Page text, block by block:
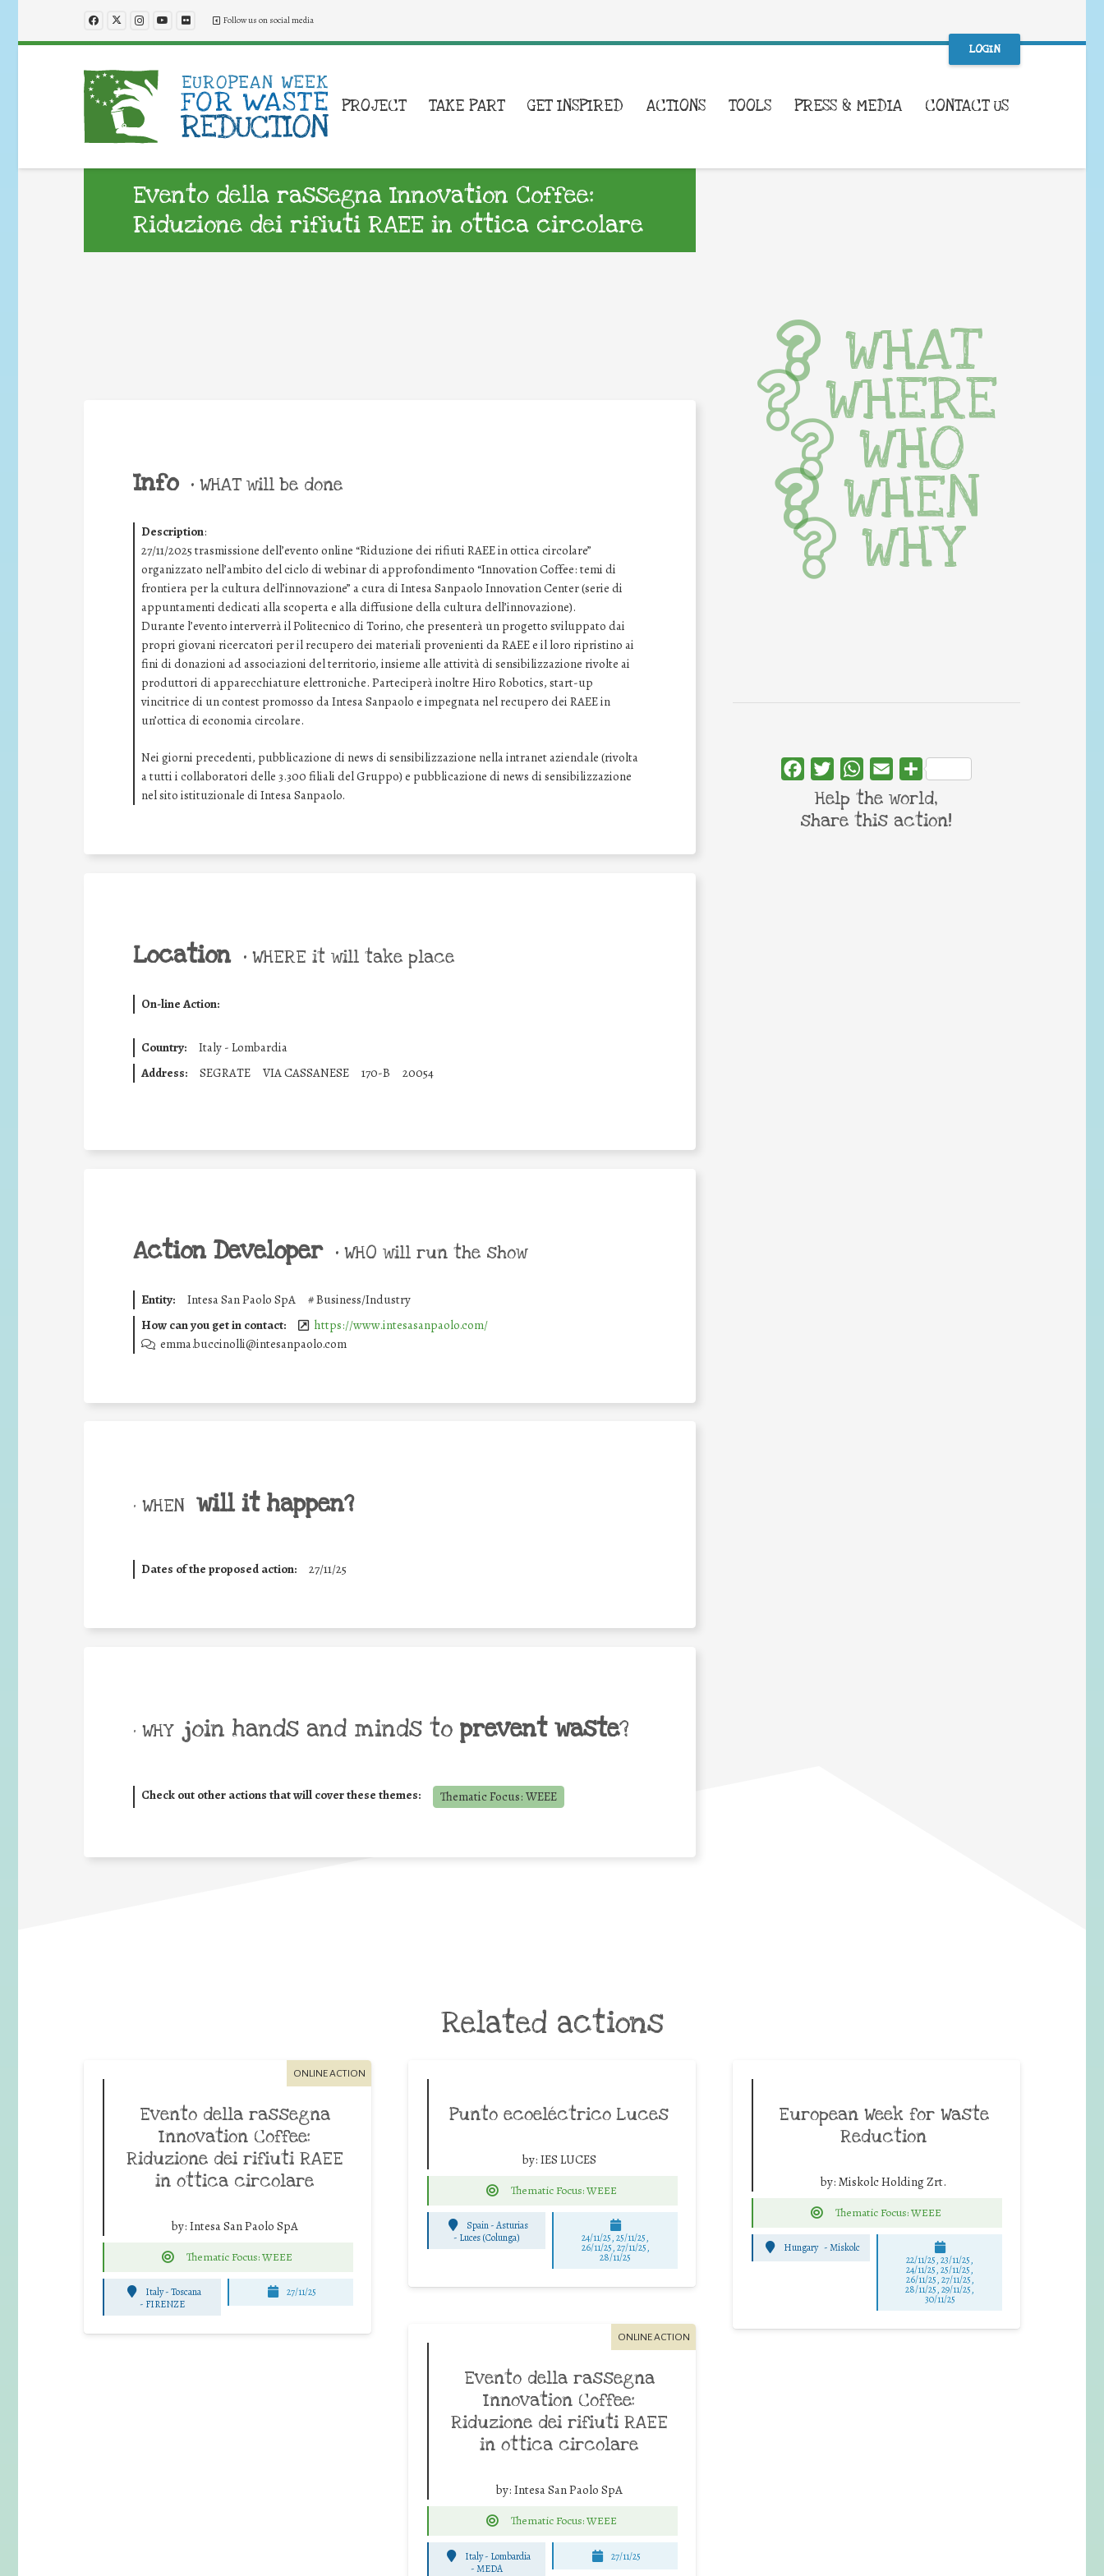
Follow us on social media
LOGIN
PROJECT TAKE PART GET INSPIRED ACTIONS TOOLS PRESS & MEDIA CONTACT US
Evento della rassegna Innovation Coffee:
Riduzione dei rifiuti RAEE in ottica circolare
Info • WHAT will be done
Description:
27/11/2025 trasmissione dell’evento online “Riduzione dei rifiuti RAEE in ottica circolare”
organizzato nell’ambito del ciclo di webinar di approfondimento “Innovation Coffee: temi di
frontiera per la cultura dell’innovazione” a cura di Intesa Sanpaolo Innovation Center (serie di
appuntamenti dedicati alla scoperta e alla diffusione della cultura dell’innovazione).
Durante l’evento interverrà il Politecnico di Torino, che presenterà un progetto sviluppato dai
propri giovani ricercatori per il recupero dei materiali provenienti da RAEE e il loro ripristino ai
fini di donazioni ad associazioni del territorio, insieme alle attività di sensibilizzazione rivolte ai
produttori di apparecchiature elettroniche. Parteciperà inoltre Hiro Robotics, start-up
vincitrice di un contest promosso da Intesa Sanpaolo e impegnata nel recupero dei RAEE in
un’ottica di economia circolare.
Nei giorni precedenti, pubblicazione di news di sensibilizzazione nella intranet aziendale (rivolta
a tutti i collaboratori delle 3.300 filiali del Gruppo) e pubblicazione di news di sensibilizzazione
nel sito istituzionale di Intesa Sanpaolo.
Location • WHERE it will take place
On-line Action:
Country:
Italy - Lombardia
Address:
SEGRATE VIA CASSANESE 170-B 20054
Action Developer • WHO will run the show
Entity: Intesa San Paolo SpA #Business/Industry
How can you get in contact:
https://www.intesasanpaolo.com/
emma.buccinolli@intesanpaolo.com
• WHEN will it happen?
Dates of the proposed action: 27/11/25
• WHY join hands and minds to prevent waste?
Check out other actions that will cover these themes: Thematic Focus: WEEE
WHAT
WHERE
WHO
WHEN
WHY
FacebookTwitterWhatsApp
Email Share
Help the world,
share this action!
Related actions
ONLINE ACTION
Evento della rassegna
Innovation Coffee:
Riduzione dei rifiuti RAEE
in ottica circolare
by: Intesa San Paolo SpA
Thematic Focus: WEEE
Italy - Toscana
- FIRENZE
27/11/25
Punto ecoeléctrico Luces
by: IES LUCES
Thematic Focus: WEEE
Spain - Asturias
- Luces (Colunga) 24/11/25,25/11/25,
26/11/25,27/11/25,
28/11/25
European Week for Waste
Reduction
by: Miskolc Holding Zrt.
Thematic Focus: WEEE
Hungary -Miskolc
22/11/25,23/11/25,
24/11/25,25/11/25,
26/11/25,27/11/25,
28/11/25,29/11/25,
30/11/25
ONLINE ACTION
Evento della rassegna
Innovation Coffee:
Riduzione dei rifiuti RAEE
in ottica circolare
by: Intesa San Paolo SpA
Thematic Focus: WEEE
Italy - Lombardia
-MEDA
27/11/25